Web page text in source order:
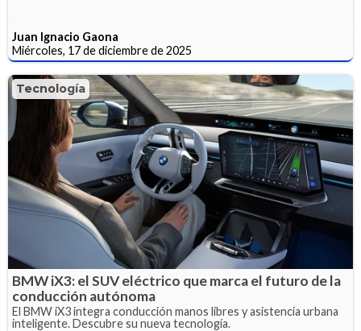
Juan Ignacio Gaona
Miércoles, 17 de diciembre de 2025
Tecnología
BMW iX3: el SUV eléctrico que marca el futuro de la
conducción autónoma
El BMW iX3 integra conducción manos libres y asistencia urbana
inteligente. Descubre su nueva tecnología.